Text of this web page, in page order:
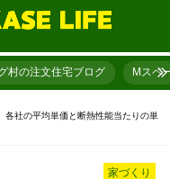
村の注文住宅ブログ Mスペ
各社の平均単価と断熱性能当たりの単
家づくり